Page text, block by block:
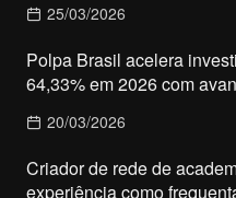
25/03/2026
Polpa Brasil acelera
64,33% em 2026 com
20/03/2026
Criador de rede de
experiência como